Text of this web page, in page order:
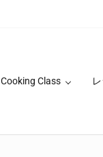
Cooking Class